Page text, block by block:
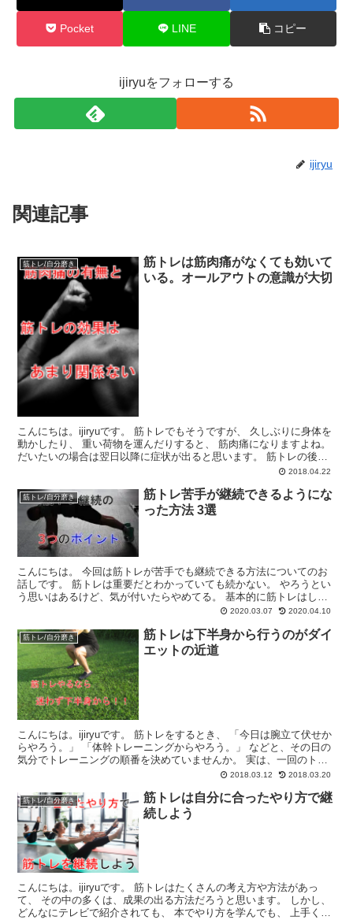
Pocket LINE コピー
ijiryuをフォローする
ijiryu
関連記事
筋トレ/自分磨き
筋トレは筋肉痛がなくても効いて
いる。オールアウトの意識が大切
こんにちは。ijiryuです。 筋トレでもそうですが、 久しぶりに身体を
動かしたり、 重い荷物を運んだりすると、 筋肉痛になりますよね。
だいたいの場合は翌日以降に症状が出ると思います。 筋トレの後で
2018.04.22
筋トレ/自分磨き
筋トレ苦手が継続できるようにな
った方法 3選
こんにちは。 今回は筋トレが苦手でも継続できる方法についてのお
話しです。 筋トレは重要だとわかっていても続かない。 やろうとい
う思いはあるけど、気が付いたらやめてる。 基本的に筋トレはしん
どいから嫌い。 という人はたくさんいると思いますし、...
2020.03.07 2020.04.10
筋トレ/自分磨き
筋トレは下半身から行うのがダイ
エットの近道
こんにちは。ijiryuです。 筋トレをするとき、 「今日は腕立て伏せか
らやろう。」 「体幹トレーニングからやろう。」 などと、その日の
気分でトレーニングの順番を決めていませんか。 実は、一回のトレ
ーニングで全身を鍛えようと思うのなら、 体...2018.03.12 2018.03.20
筋トレ/自分磨き
筋トレは自分に合ったやり方で継
続しよう
こんにちは。ijiryuです。 筋トレはたくさんの考え方や方法があっ
て、 その中の多くは、成果の出る方法だろうと思います。 しかし、
どんなにテレビで紹介されても、 本でやり方を学んでも、 上手く成